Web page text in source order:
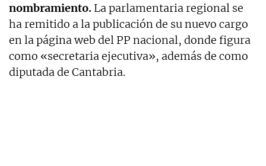
nombramiento. La parlamentaria regional se
ha remitido a la publicación de su nuevo cargo
en la página web del PP nacional, donde figura
como «secretaria ejecutiva», además de como
diputada de Cantabria.